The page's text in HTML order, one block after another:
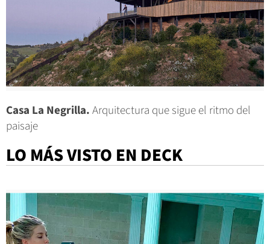
Casa La Negrilla.Arquitectura que sigue el ritmo del
paisaje
LO MÁS VISTO EN DECK